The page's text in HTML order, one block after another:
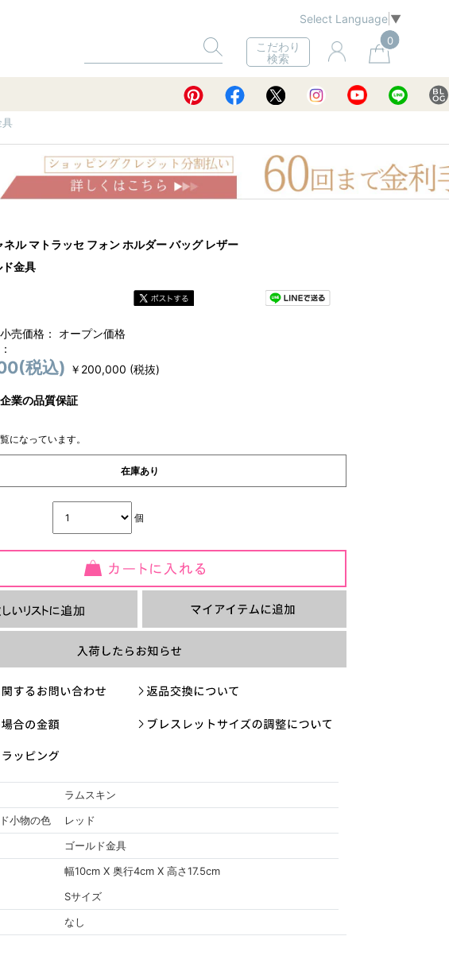
Select Language ▼
こだわり
検索
0
具
ル マトラッセ フォン ホルダー バッグ レザー
ド金具
売価格：
オープン価格
(税込) ￥200,000 (税抜)
業の品質保証
になっています。
在庫あり
個
ラムスキン
小物の色
レッド
ゴールド金具
幅10cm X 奥行4cm X 高さ17.5cm
Sサイズ
なし